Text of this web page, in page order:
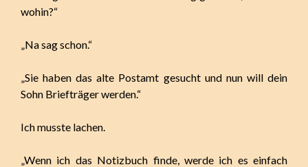
wohin?“
„Na sag schon.“
„Sie haben das alte Postamt gesucht und nun will dein
Sohn Briefträger werden.“
Ich musste lachen.
„Wenn ich das Notizbuch finde, werde ich es einfach